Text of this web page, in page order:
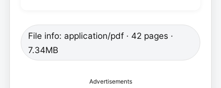
File info: application/pdf · 42 pages ·
7.34MB
Advertisements